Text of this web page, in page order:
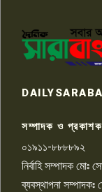
৭
৯
সম্পাদক ও
০১৯১১-৮৮৮৮৯২
নির্বাহি সম্পাদক মোঃ
ব্যবস্থাপনা সম্পাদকঃ